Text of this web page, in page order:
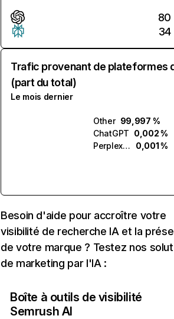
80
34
Trafic provenant de plateformes
(part du total)
Le mois dernier
Other 99,997 %
ChatGPT 0,002 %
Perplexity
0,001 %
Besoin d'aide pour accroître votre
visibilité de recherche IA et la
de votre marque ? Testez nos
de marketing par l'IA :
Boîte à outils de visibilité
Semrush AI